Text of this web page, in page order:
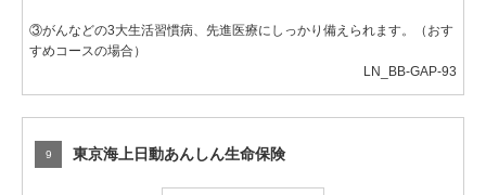
③がんなどの3大生活習慣病、先進医療にしっかり備えられます。（おす
すめコースの場合）
LN_BB-GAP-93
9 東京海上日動あんしん生命保険